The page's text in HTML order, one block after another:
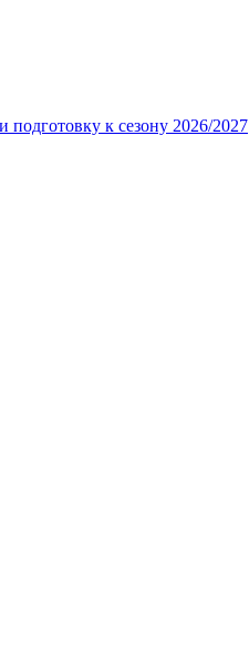
к сезону 2026/2027